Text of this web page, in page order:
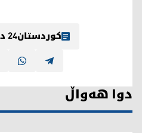
کوردستان24 دیجیتاڵ میدیا
دوا هەواڵ